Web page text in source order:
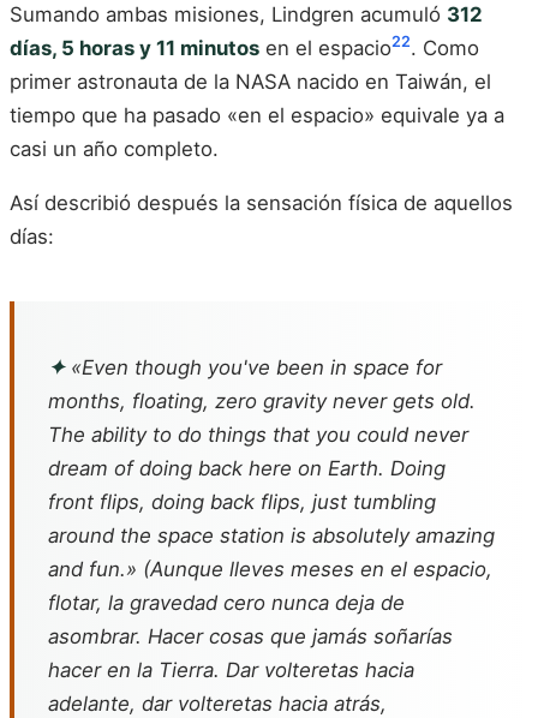
Sumando ambas misiones, Lindgren acumuló 312
días, 5 horas y 11 minutos en el espacio22. Como
primer astronauta de la NASA nacido en Taiwán, el
tiempo que ha pasado «en el espacio» equivale ya a
casi un año completo.
Así describió después la sensación física de aquellos
días:
✦«Even though you've been in space for
months, floating, zero gravity never gets old.
The ability to do things that you could never
dream of doing back here on Earth. Doing
front flips, doing back flips, just tumbling
around the space station is absolutely amazing
and fun.» (Aunque lleves meses en el espacio,
flotar, la gravedad cero nunca deja de
asombrar. Hacer cosas que jamás soñarías
hacer en la Tierra. Dar volteretas hacia
adelante, dar volteretas hacia atrás,